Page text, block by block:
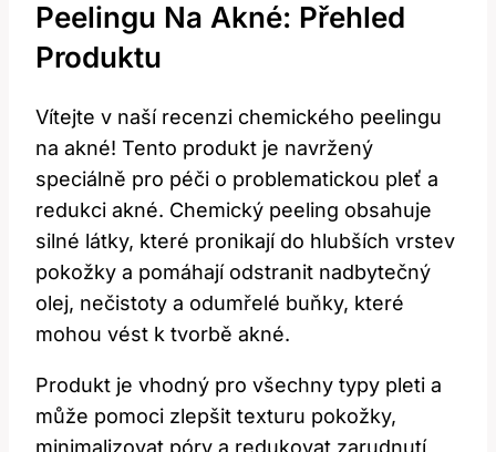
Peelingu Na Akné: Přehled
Produktu
Vítejte v naší recenzi chemického peelingu
na akné! Tento produkt je navržený
speciálně pro péči o problematickou pleť a
redukci akné. Chemický peeling obsahuje
silné látky, které pronikají do hlubších vrstev
pokožky a pomáhají odstranit nadbytečný
olej, nečistoty a odumřelé buňky, které
mohou vést k tvorbě akné.
Produkt je vhodný pro všechny typy pleti a
může pomoci zlepšit texturu pokožky,
minimalizovat póry a redukovat zarudnutí